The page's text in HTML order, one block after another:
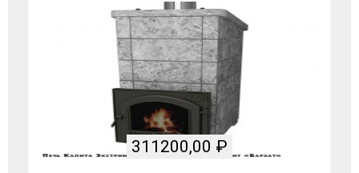
311200,00 ₽